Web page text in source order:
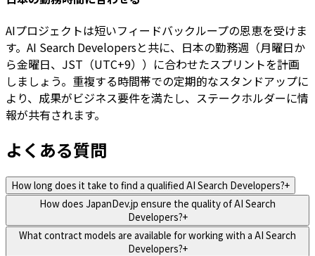
AIプロジェクトは短いフィードバックループの恩恵を受けま
す。AI Search Developersと共に、日本の勤務週（月曜日か
ら金曜日、JST（UTC+9））に合わせたスプリントを計画
しましょう。重複する時間帯での定期的なスタンドアップに
より、成果がビジネス要件を満たし、ステークホルダーに情
報が共有されます。
よくある質問
How long does it take to find a qualified AI Search Developers?+
How does JapanDev.jp ensure the quality of AI Search
Developers?+
What contract models are available for working with a AI Search
Developers?+